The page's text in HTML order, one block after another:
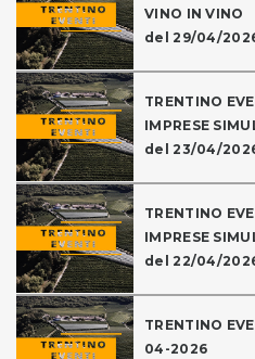
VINO IN VINO
del 29/04/
TRENTINO
IMPRESE
del 23/04/
TRENTINO
IMPRESE
del 22/04/
TRENTINO
04-2026